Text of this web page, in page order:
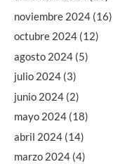
noviembre 2024 (16)
octubre 2024 (12)
agosto 2024 (5)
julio 2024 (3)
junio 2024 (2)
mayo 2024 (18)
abril 2024 (14)
marzo 2024 (4)